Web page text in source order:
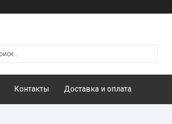
Контакты Доставка и оплата